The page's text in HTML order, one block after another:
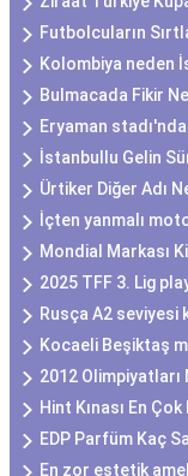
Futbolcuların
Kolombiya neden
Bulmacada Fikir
Eryaman stadı'nda
İstanbullu Gelin
Ürtiker Diğer Adı
İçten yanmalı
Mondial Markası
2025 TFF 3. Lig
Rusça A2 seviyesi
Kocaeli Beşiktaş
2012 Olimpiyatları
Hint Kınası En
EDP Parfüm Kaç
En zor estetik